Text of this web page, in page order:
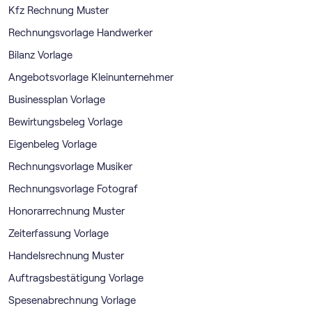
Kfz Rechnung Muster
Rechnungsvorlage Handwerker
Bilanz Vorlage
Angebotsvorlage Kleinunternehmer
Businessplan Vorlage
Bewirtungsbeleg Vorlage
Eigenbeleg Vorlage
Rechnungsvorlage Musiker
Rechnungsvorlage Fotograf
Honorarrechnung Muster
Zeiterfassung Vorlage
Handelsrechnung Muster
Auftragsbestätigung Vorlage
Spesenabrechnung Vorlage